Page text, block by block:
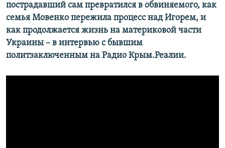
пострадавший сам превратился в обвиняемого, как
семья Мовенко пережила процесс над Игорем, и
как продолжается жизнь на материковой части
Украины – в интервью с бывшим
политзаключенным на Радио Крым.Реалии.